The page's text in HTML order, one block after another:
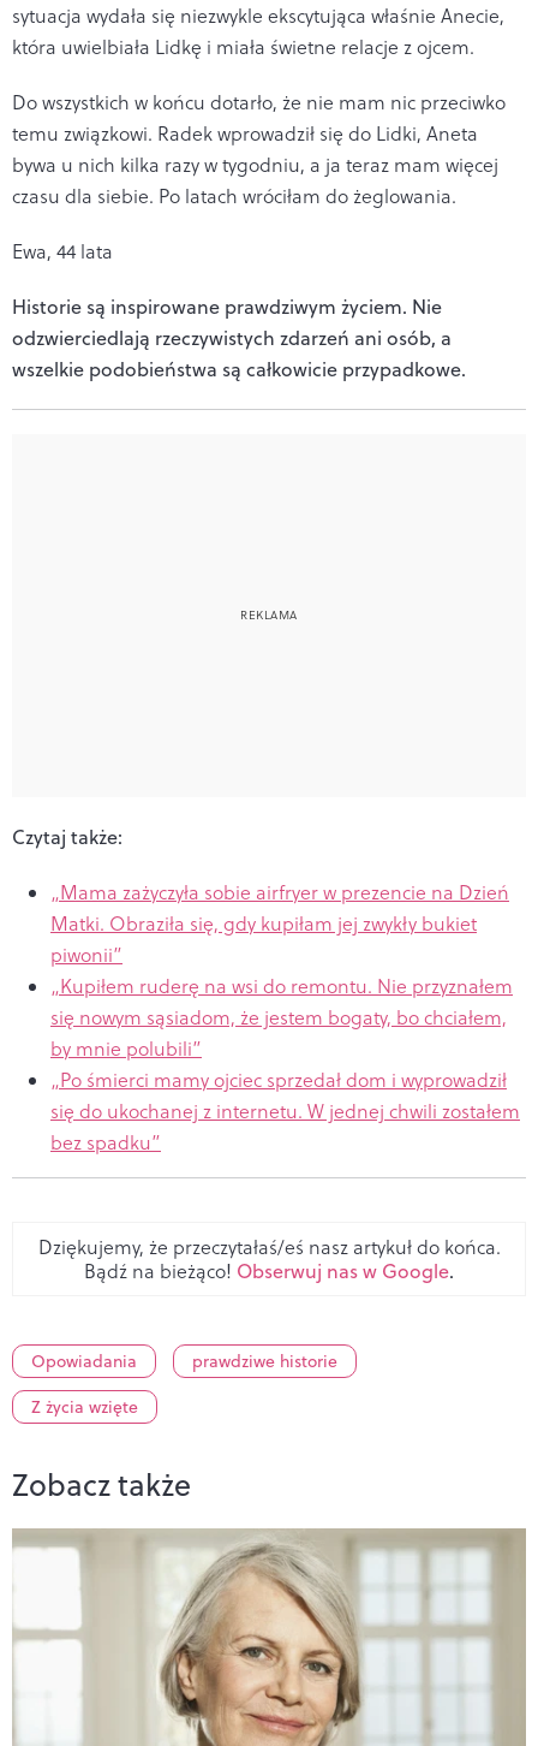
sytuacja wydała się niezwykle ekscytująca właśnie Anecie,
która uwielbiała Lidkę i miała świetne relacje z ojcem.
Do wszystkich w końcu dotarło, że nie mam nic przeciwko
temu związkowi. Radek wprowadził się do Lidki, Aneta
bywa u nich kilka razy w tygodniu, a ja teraz mam więcej
czasu dla siebie. Po latach wróciłam do żeglowania.
Ewa, 44 lata
Historie są inspirowane prawdziwym życiem. Nie
odzwierciedlają rzeczywistych zdarzeń ani osób, a
wszelkie podobieństwa są całkowicie przypadkowe.
Czytaj także:
„Mama zażyczyła sobie airfryer w prezencie na Dzień
Matki. Obraziła się, gdy kupiłam jej zwykły bukiet
piwonii”
„Kupiłem ruderę na wsi do remontu. Nie przyznałem
się nowym sąsiadom, że jestem bogaty, bo chciałem,
by mnie polubili”
„Po śmierci mamy ojciec sprzedał dom i wyprowadził
się do ukochanej z internetu. W jednej chwili zostałem
bez spadku”
Dziękujemy, że przeczytałaś/eś nasz artykuł do końca.
Bądź na bieżąco! Obserwuj nas w Google.
Opowiadania
prawdziwe historie
Z życia wzięte
Zobacz także